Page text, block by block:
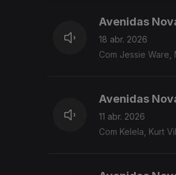
Avenidas
18 abr. 2026
Com Jessie Ware,
Avenidas
11 abr. 2026
Com Kelela, Kurt